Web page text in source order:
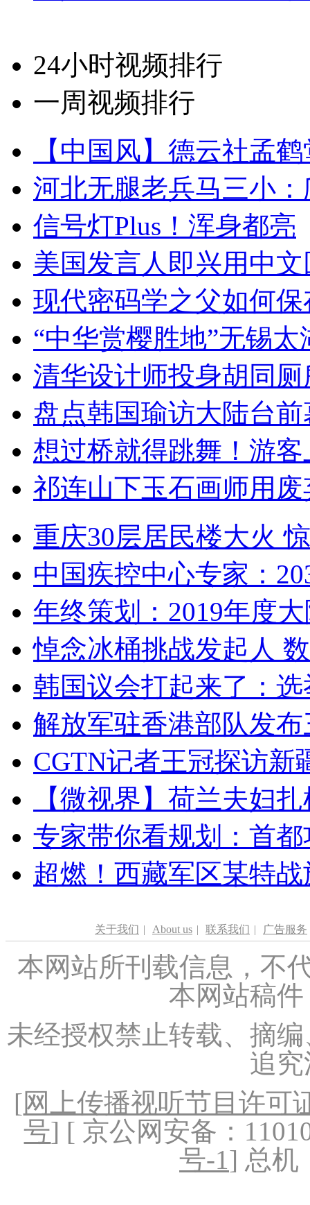
24小时视频排行
一周视频排行
【中国风】德云社孟
河北无腿老兵马三小
信号灯Plus！浑身都亮
美国发言人即兴用中
现代密码学之父如何
“中华赏樱胜地”无锡
清华设计师投身胡同
盘点韩国瑜访大陆台
想过桥就得跳舞！游客
祁连山下玉石画师用
重庆30层居民楼大火
中国疾控中心专家：
年终策划：2019年度
悼念冰桶挑战发起人
韩国议会打起来了：
解放军驻香港部队发
CGTN记者王冠探访新
【微视界】荷兰夫妇
专家带你看规划：首
超燃！西藏军区某特
关于我们 | About us | 联系我们 | 广告服务
本网站所刊载信息，不
本网站稿
未经授权禁止转载、摘
追
[网上传播视听节目许可
号] [ 京公网安备：
号-1] 总机